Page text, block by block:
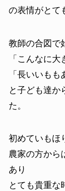
の表情がとて
教師の合図で
「こんなに大
「長いいも
と子ども達か
た。
初めていもほ
農家の方から
あり
とても貴重な